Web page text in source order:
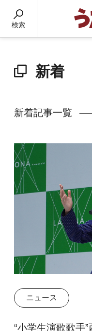
検索
新着
新着記事一覧
ニュース
“小学生演歌歌手